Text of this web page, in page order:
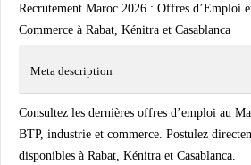
Recrutement Maroc 2026 : Offres d’Emploi
Commerce à Rabat, Kénitra et Casablanca
Meta description
Consultez les dernières offres d’emploi au
BTP, industrie et commerce. Postulez
disponibles à Rabat, Kénitra et Casablanca.